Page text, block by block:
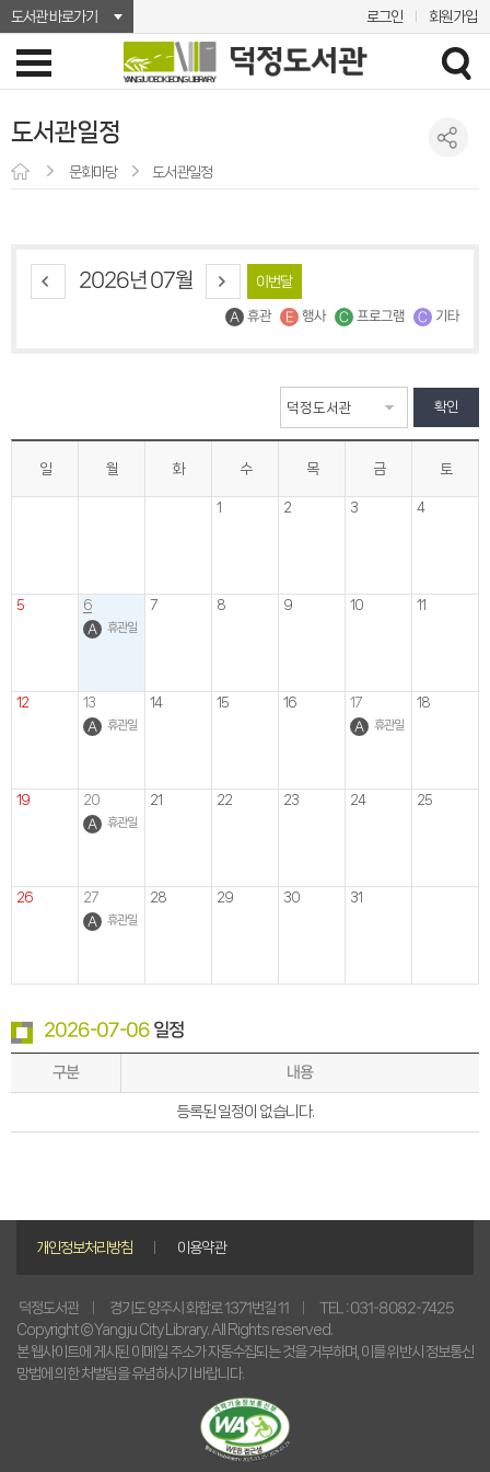
도서관 바로가기 로그인 회원가입
도서관일정
문화마당 도서관일정
2026년 07월 이번달
휴관 행사 프로그램 기타
확인
일 월 화 수 목 금 토
1 2 3 4
5 6
휴관일
7 8 9 10 11
12 13
휴관일
14 15 16 17
휴관일
18
19 20
휴관일
21 22 23 24 25
26 27
휴관일
28 29 30 31
2026-07-06일정
구분 내용
등록된 일정이 없습니다.
개인정보처리방침 이용약관
덕정도서관 경기도 양주시 화합로 1371번길 11 TEL : 031-8082-7425
Copyright © Yangju City Library. All Rights reserved.
본 웹사이트에 게시된 이메일 주소가 자동수집되는 것을 거부하며, 이를 위반시 정보통신
망법에 의한 처벌됨을 유념하시기 바랍니다.